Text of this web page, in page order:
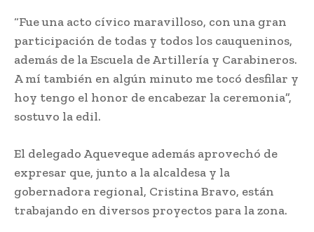
“Fue una acto cívico maravilloso, con una gran
participación de todas y todos los cauqueninos,
además de la Escuela de Artillería y Carabineros.
A mí también en algún minuto me tocó desfilar y
hoy tengo el honor de encabezar la ceremonia”,
sostuvo la edil.
El delegado Aqueveque además aprovechó de
expresar que, junto a la alcaldesa y la
gobernadora regional, Cristina Bravo, están
trabajando en diversos proyectos para la zona.